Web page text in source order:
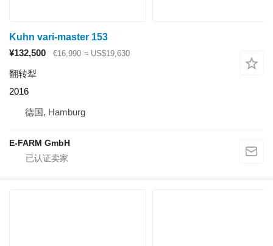
Kuhn vari-master 153
¥132,500
€16,990 ≈ US$19,630
翻转犁
2016
德国, Hamburg
E-FARM GmbH